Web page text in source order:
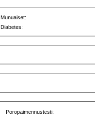
Munuaiset:
Diabetes:
Poropaimennustesti: